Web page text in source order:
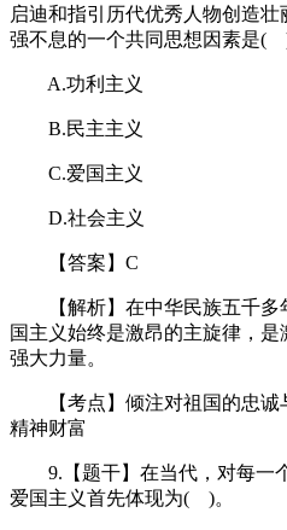
启迪和指引历代优秀人物创造
强不息的一个共同思想因素是( )
A.功利主义
B.民主主义
C.爱国主义
D.社会主义
【答案】C
【解析】在中华民族五千多
国主义始终是激昂的主旋律，
强大力量。
【考点】倾注对祖国的忠诚
精神财富
9.【题干】在当代，对每一个
爱国主义首先体现为( )。